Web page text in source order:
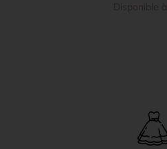
Disponible à